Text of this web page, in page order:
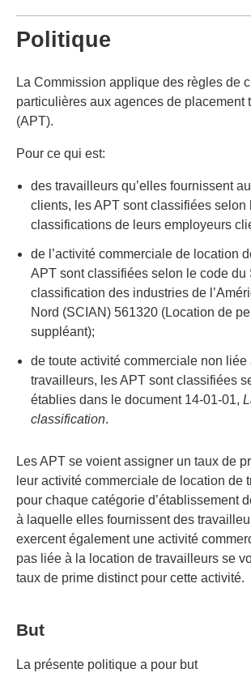
Politique
La Commission applique des règles de
particulières aux agences de placement
(APT).
Pour ce qui est:
des travailleurs qu’elles fournissent
clients, les APT sont classifiées selon
classifications de leurs employeurs
de l’activité commerciale de location
APT sont classifiées selon le code du
classification des industries de
Nord (SCIAN) 561320 (Location de
suppléant);
de toute activité commerciale non
travailleurs, les APT sont classifiées
établies dans le document 14-01-01,
classification.
Les APT se voient assigner un taux de
leur activité commerciale de location de
pour chaque catégorie d’établissement
à laquelle elles fournissent des
exercent également une activité
pas liée à la location de travailleurs se
taux de prime distinct pour cette activité.
But
La présente politique a pour but